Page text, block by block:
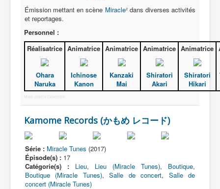
Émission mettant en scène Miracle²dans diverses activités
et reportages.
Personnel :
Réalisatrice
Ohara
Naruka
Animatrice
Ichinose
Kanon
Animatrice
Kanzaki
Mai
Animatrice
Shiratori
Akari
Animatrice
Shiratori
Hikari
More Joomla Extensions
Kamome Records (かもめ レコード)
Série : Miracle Tunes (2017)
Épisode(s) : 17
Catégorie(s) :
Lieu, Lieu (Miracle Tunes), Boutique,
Boutique (Miracle Tunes),Salle de concert, Salle de
concert (Miracle Tunes)